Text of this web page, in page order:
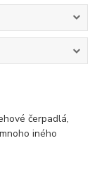
čerpadlá,
iného